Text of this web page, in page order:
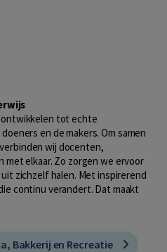
tot echte
en de makers. Om samen
wij docenten,
elkaar. Zo zorgen we ervoor
zichzelf halen. Met inspirerend
continu verandert. Dat maakt
Bakkerij en Recreatie